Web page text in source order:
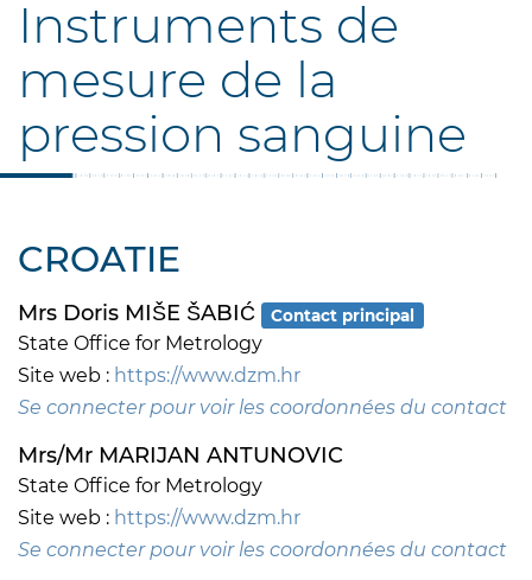
Instruments de
mesure de la
pression sanguine
CROATIE
Mrs Doris MIŠE ŠABIĆ Contact principal
State Office for Metrology
Site web : https://www.dzm.hr
Se connecter pour voir les coordonnées du contact
Mrs/Mr MARIJAN ANTUNOVIC
State Office for Metrology
Site web : https://www.dzm.hr
Se connecter pour voir les coordonnées du contact